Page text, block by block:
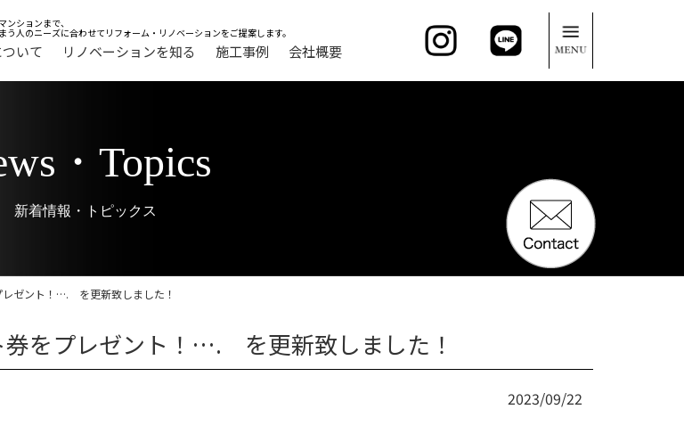
ンションまで、
う人のニーズに合わせてリフォーム・リノベーションをご提案します。
いて リノベーションを知る 施工事例 会社概要
・Topics
新着情報・トピックス
レゼント！…. を更新致しました！
券をプレゼント！…. を更新致しました！
2023/09/22